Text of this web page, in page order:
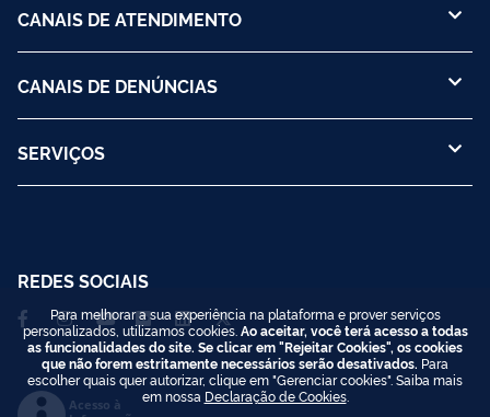
CANAIS DE ATENDIMENTO
CANAIS DE DENÚNCIAS
SERVIÇOS
REDES SOCIAIS
Acesso à
Para melhorar a sua experiência na plataforma e prover serviços
personalizados, utilizamos cookies. Ao aceitar, você terá acesso a todas
as funcionalidades do site. Se clicar em "Rejeitar Cookies", os cookies
que não forem estritamente necessários serão desativados. Para
escolher quais quer autorizar, clique em "Gerenciar cookies". Saiba mais
em nossa Declaração de Cookies.